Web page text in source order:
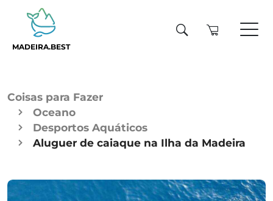
MADEIRA.BEST
Coisas para Fazer
Oceano
Desportos Aquáticos
Aluguer de caiaque na Ilha da Madeira